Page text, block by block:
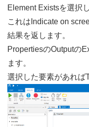
Element Existsを選択
これはIndicate on
結果を返します。
PropertiesのOutputの
ます。
選択した要素があれば